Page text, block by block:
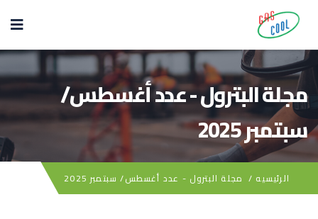
مجلة البترول - عدد أغسطس/
سبتمبر 2025
الرئيسيه / مجلة البترول - عدد أغسطس/ سبتمبر 2025